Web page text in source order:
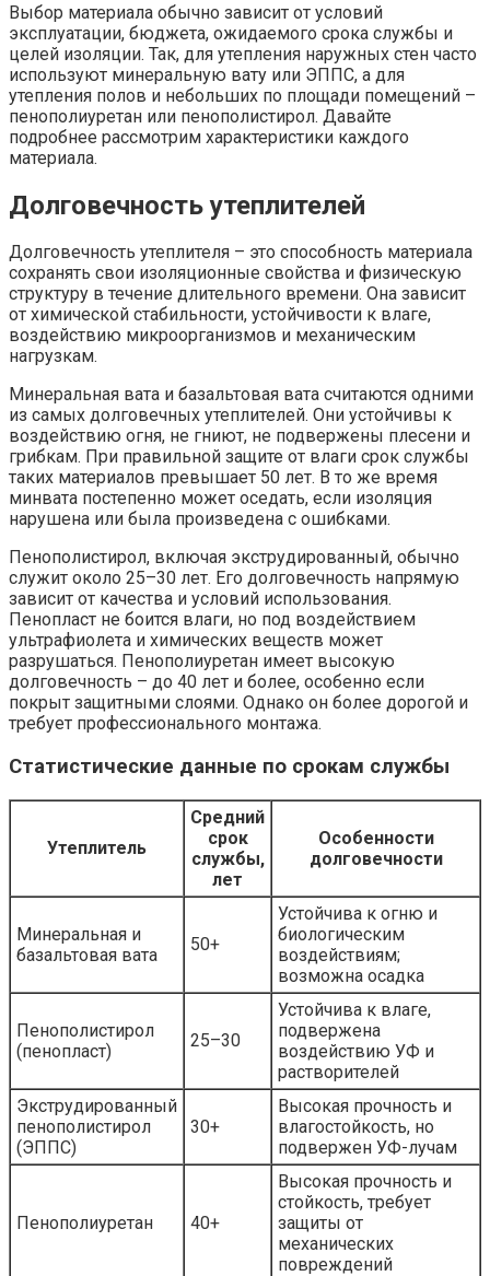
Выбор материала обычно зависит от условий
эксплуатации, бюджета, ожидаемого срока службы и
целей изоляции. Так, для утепления наружных стен часто
используют минеральную вату или ЭППС, а для
утепления полов и небольших по площади помещений –
пенополиуретан или пенополистирол. Давайте
подробнее рассмотрим характеристики каждого
материала.
Долговечность утеплителей
Долговечность утеплителя – это способность материала
сохранять свои изоляционные свойства и физическую
структуру в течение длительного времени. Она зависит
от химической стабильности, устойчивости к влаге,
воздействию микроорганизмов и механическим
нагрузкам.
Минеральная вата и базальтовая вата считаются одними
из самых долговечных утеплителей. Они устойчивы к
воздействию огня, не гниют, не подвержены плесени и
грибкам. При правильной защите от влаги срок службы
таких материалов превышает 50 лет. В то же время
минвата постепенно может оседать, если изоляция
нарушена или была произведена с ошибками.
Пенополистирол, включая экструдированный, обычно
служит около 25–30 лет. Его долговечность напрямую
зависит от качества и условий использования.
Пенопласт не боится влаги, но под воздействием
ультрафиолета и химических веществ может
разрушаться. Пенополиуретан имеет высокую
долговечность – до 40 лет и более, особенно если
покрыт защитными слоями. Однако он более дорогой и
требует профессионального монтажа.
Статистические данные по срокам службы
Утеплитель
Средний
срок
службы,
лет
Особенности
долговечности
Минеральная и
базальтовая вата
50+
Устойчива к огню и
биологическим
воздействиям;
возможна осадка
Пенополистирол
(пенопласт)
25–30
Устойчива к влаге,
подвержена
воздействию УФ и
растворителей
Экструдированный
пенополистирол
(ЭППС)
30+
Высокая прочность и
влагостойкость, но
подвержен УФ-лучам
Пенополиуретан 40+
Высокая прочность и
стойкость, требует
защиты от
механических
повреждений